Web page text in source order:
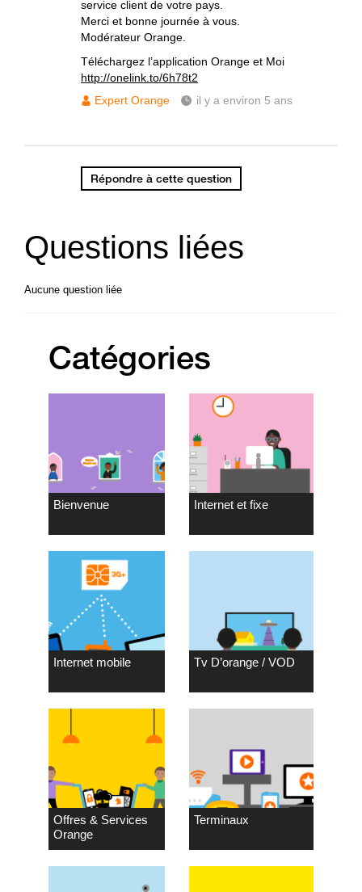
service client de votre pays.
Merci et bonne journée à vous.
Modérateur Orange.
Téléchargez l’application Orange et Moi
http://onelink.to/6h78t2
Expert Orange
il y a environ 5 ans
Répondre à cette question
Questions liées
Aucune question liée
Catégories
Bienvenue Internet et fixe
Internet mobile Tv D’orange / VOD
Offres & Services
Orange
Terminaux